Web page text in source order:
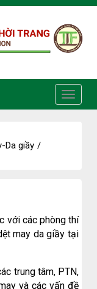
Da giầy /
với các phòng thí
may da giầy tại
trung tâm, PTN,
và các vấn đề